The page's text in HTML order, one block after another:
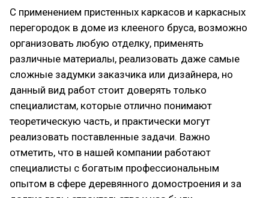
С применением пристенных каркасов и каркасных
перегородок в доме из клееного бруса, возможно
организовать любую отделку, применять
различные материалы, реализовать даже самые
сложные задумки заказчика или дизайнера, но
данный вид работ стоит доверять только
специалистам, которые отлично понимают
теоретическую часть, и практически могут
реализовать поставленные задачи. Важно
отметить, что в нашей компании работают
специалисты с богатым профессиональным
опытом в сфере деревянного домостроения и за